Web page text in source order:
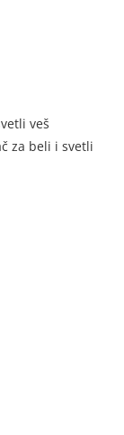
veš
za beli i svetli